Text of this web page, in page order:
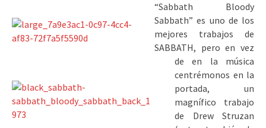
“Sabbath Bloody
Sabbath” es uno de los
mejores trabajos de
SABBATH, pero en vez
de en la música
centrémonos en la
portada, un
magnífico trabajo
de Drew Struzan